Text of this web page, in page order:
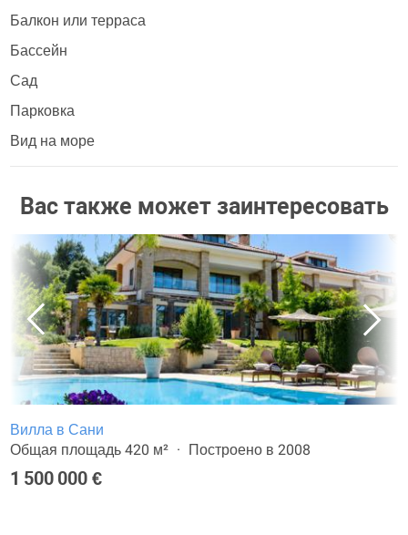
Балкон или терраса
Бассейн
Сад
Парковка
Вид на море
Вас также может заинтересовать
Вилла в Сани
Общая площадь 420 м²
Построено в 2008
1 500 000 €